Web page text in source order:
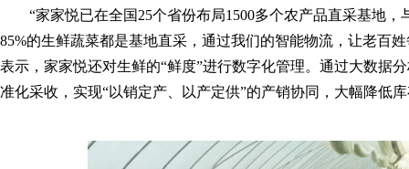
“家家悦已在全国25个省份布局1500多个农产品直采基地
85%的生鲜蔬菜都是基地直采，通过我们的智能物流，让老百
表示，家家悦还对生鲜的“鲜度”进行数字化管理。通过大数据
准化采收，实现“以销定产、以产定供”的产销协同，大幅降低